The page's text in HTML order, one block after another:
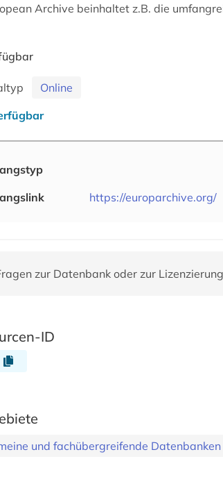
Archive beinhaltet z.B. die
Online
https://europarchive.org/
zur Datenbank oder zur
ID
und fachübergreifende Datenbanken